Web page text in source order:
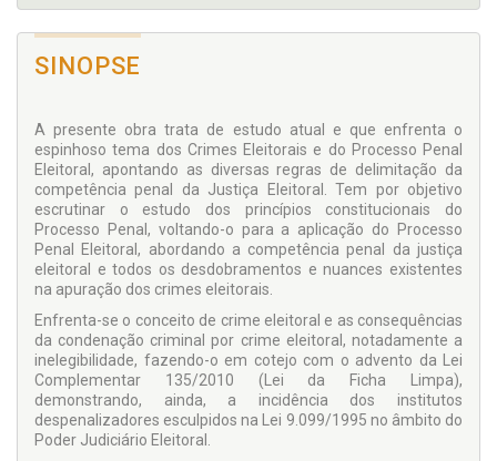
SINOPSE
A presente obra trata de estudo atual e que enfrenta o
espinhoso tema dos Crimes Eleitorais e do Processo Penal
Eleitoral, apontando as diversas regras de de­limitação da
competência penal da Justiça Eleitoral. Tem por objetivo
escrutinar o estudo dos princípios constitucionais do
Processo Penal, voltando-o para a aplicação do Processo
Penal Eleitoral, abordando a competência penal da justiça
eleitoral e todos os desdobramentos e nuances existentes
na apuração dos crimes eleitorais.
Enfrenta-se o conceito de crime eleitoral e as conse­quências
da condenação criminal por crime eleitoral, notadamente a
inelegibilidade, fazendo-o em cotejo com o advento da Lei
Complementar 135/2010 (Lei da Ficha Limpa),
demonstrando, ainda, a incidência dos institutos
despenalizadores esculpidos na Lei 9.099/1995 no âmbito do
Poder Judiciário Eleitoral.